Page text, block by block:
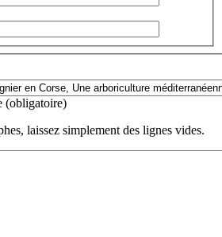
(obligatoire)
laissez simplement des lignes vides.